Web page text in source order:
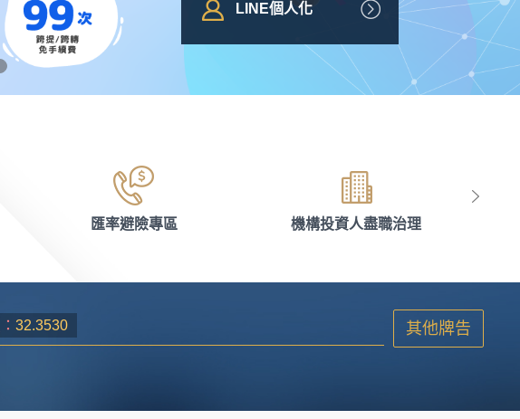
LINE個人化
匯率避險專區 機構投資人盡職治理
32.3530 其他牌告